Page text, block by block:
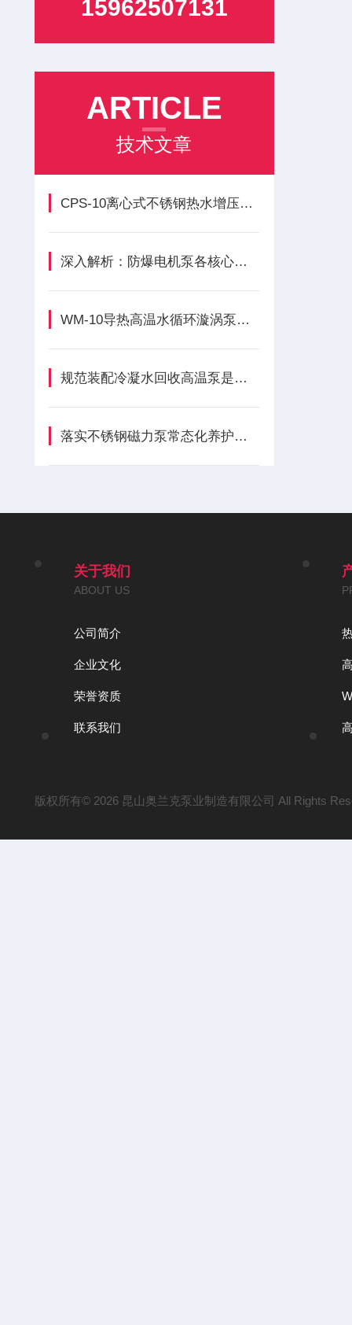
15962507131
ARTICLE
技术文章
CPS-10离心式不锈钢热水增压循环泵主要构成模块功能的核心优势
深入解析：防爆电机泵各核心组成部件的功能与特点
WM-10导热高温水循环漩涡泵的正确安装方法全解析
规范装配冷凝水回收高温泵是保障稳定运转的关键
落实不锈钢磁力泵常态化养护流程是维持输送工况稳定的关键
关于我们
ABOUT US
公司简介
企业文化
荣誉资质
联系我们
版权所有© 2026 昆山奥兰克泵业制造有限公司 All Rights